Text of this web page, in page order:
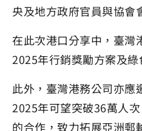
央及地方政府官員與協會
在此次港口分享中，臺灣
2025年行銷獎勵方案及
此外，臺灣港務公司亦
2025年可望突破36萬人
的合作，致力拓展亞洲郵